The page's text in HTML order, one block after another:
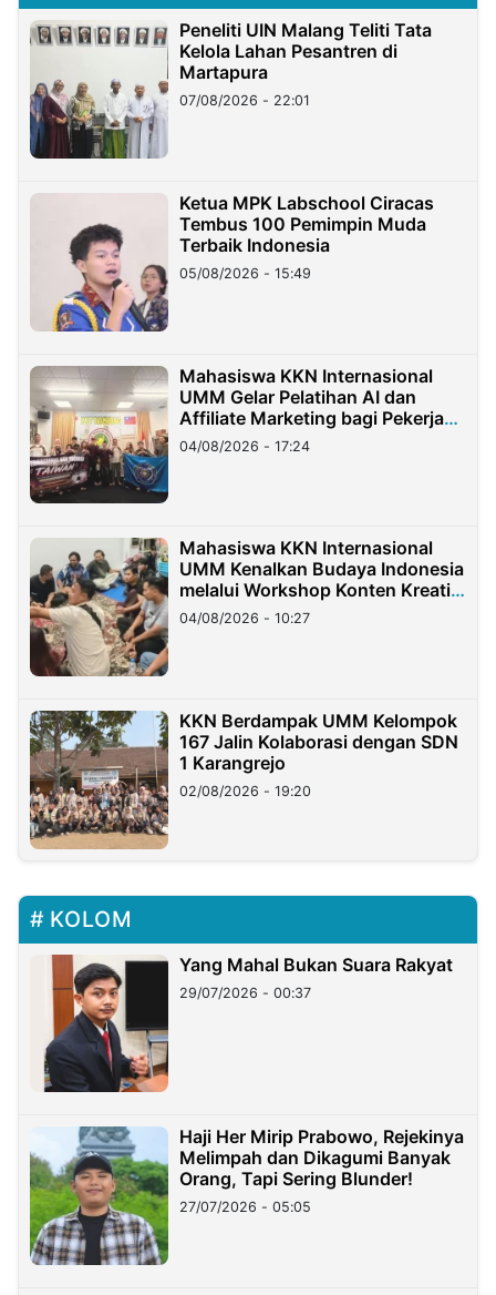
Peneliti UIN Malang Teliti Tata
Kelola Lahan Pesantren di
Martapura
07/08/2026 - 22:01
Ketua MPK Labschool Ciracas
Tembus 100 Pemimpin Muda
Terbaik Indonesia
05/08/2026 - 15:49
Mahasiswa KKN Internasional
UMM Gelar Pelatihan AI dan
Affiliate Marketing bagi Pekerja
Migran Indonesia di Taiwan
04/08/2026 - 17:24
Mahasiswa KKN Internasional
UMM Kenalkan Budaya Indonesia
melalui Workshop Konten Kreatif
di Taiwan
04/08/2026 - 10:27
KKN Berdampak UMM Kelompok
167 Jalin Kolaborasi dengan SDN
1 Karangrejo
02/08/2026 - 19:20
KOLOM
Yang Mahal Bukan Suara Rakyat
29/07/2026 - 00:37
Haji Her Mirip Prabowo, Rejekinya
Melimpah dan Dikagumi Banyak
Orang, Tapi Sering Blunder!
27/07/2026 - 05:05